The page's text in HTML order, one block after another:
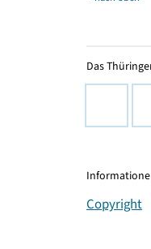
Das
Copyright